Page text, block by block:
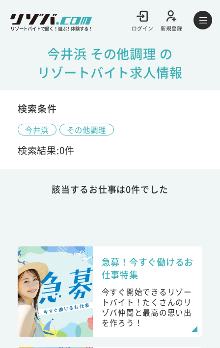
リゾートバイトで働く！遊ぶ！体験する！ ログイン 新規登録
今井浜 その他調理 の
リゾートバイト求人情報
検索条件
今井浜 その他調理
検索結果:0件
該当するお仕事は0件でした
急募！今すぐ働けるお
仕事特集
今すぐ開始できるリゾー
トバイト！たくさんのリ
ゾバ仲間と最高の思い出
を作ろう！